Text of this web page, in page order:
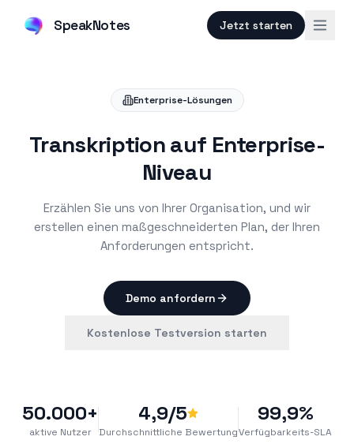
SpeakNotes Jetzt starten
Enterprise-Lösungen
Transkription auf Enterprise-
Niveau
Erzählen Sie uns von Ihrer Organisation, und wir
erstellen einen maßgeschneiderten Plan, der Ihren
Anforderungen entspricht.
Demo anfordern
Kostenlose Testversion starten
50.000+
aktive Nutzer
4,9/5
Durchschnittliche Bewertung
99,9%
Verfügbarkeits-SLA